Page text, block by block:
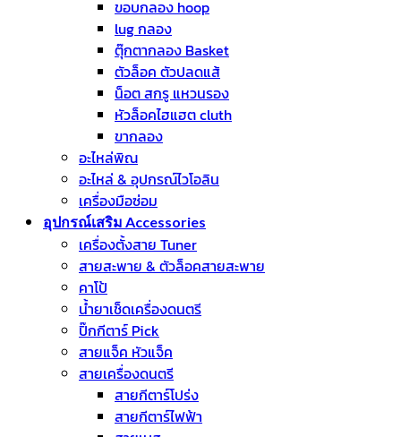
ขอบกลอง hoop
lug กลอง
ตุ๊กตากลอง Basket
ตัวล็อค ตัวปลดแส้
น็อต สกรู แหวนรอง
หัวล็อคไฮแฮต cluth
ขากลอง
อะไหล่พิณ
อะไหล่ & อุปกรณ์ไวโอลิน
เครื่องมือซ่อม
อุปกรณ์เสริม Accessories
เครื่องตั้งสาย Tuner
สายสะพาย & ตัวล็อคสายสะพาย
คาโป้
น้ำยาเช็ดเครื่องดนตรี
ปิ๊กกีตาร์ Pick
สายแจ็ค หัวแจ็ค
สายเครื่องดนตรี
สายกีตาร์โปร่ง
สายกีตาร์ไฟฟ้า